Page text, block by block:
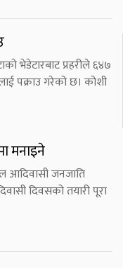
भेडेटारबाट प्रहरीले ६४७
पक्राउ गरेको छ। कोशी
मनाइने
आदिवासी जनजाति
दिवसको तयारी पूरा